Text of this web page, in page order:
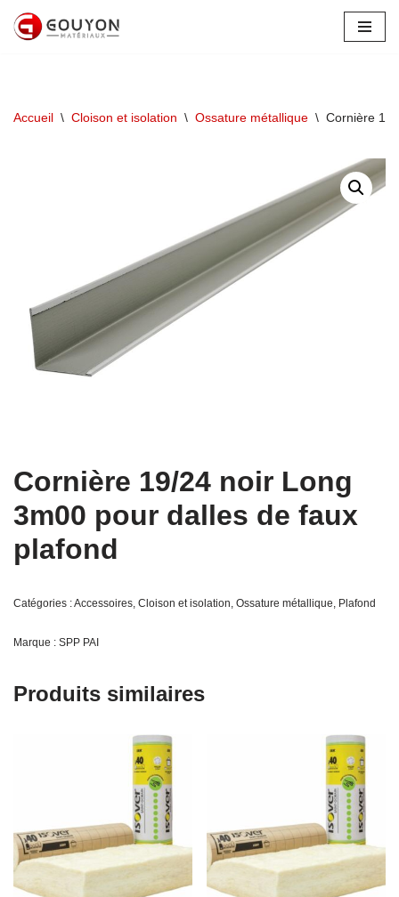
Accueil \ Cloison et isolation \ Ossature métallique \ Cornière
Cornière 19/24 noir Long
3m00 pour dalles de faux
plafond
Catégories :Accessoires, Cloison et isolation, Ossature métallique, Plafond
Marque : SPP PAI
Produits similaires